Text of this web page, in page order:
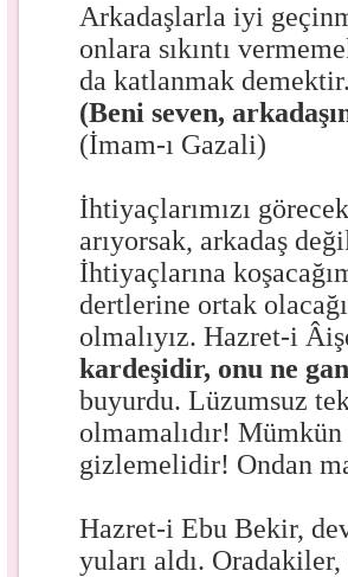
Arkadaşlarla iyi
onlara sıkıntı
da katlanmak
(Beni seven,
(İmam-ı Gazali)
İhtiyaçlarımızı
arıyorsak, arkadaş
İhtiyaçlarına
dertlerine ortak
olmalıyız. Hazret-i
kardeşidir, onu ne
buyurdu. Lüzumsuz
olmamalıdır!
gizlemelidir! Ondan
Hazret-i Ebu Bekir,
yuları aldı.